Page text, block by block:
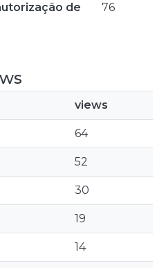
de
76
views
64
52
30
19
14